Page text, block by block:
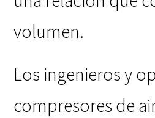
volumen.
Los ingenieros y
compresores de